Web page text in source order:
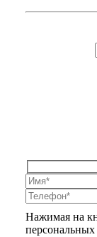
Нажимая на